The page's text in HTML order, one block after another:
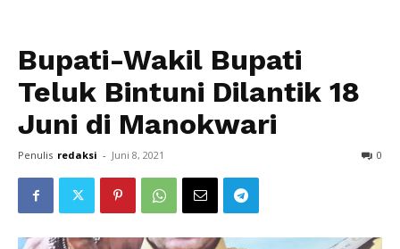
Bupati-Wakil Bupati
Teluk Bintuni Dilantik 18
Juni di Manokwari
Penulis redaksi - Juni 8, 2021 0